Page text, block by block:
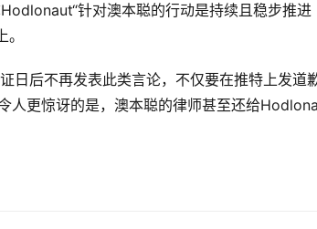
针对澳本聪的行动是持续且稳步推进
日后不再发表此类言论，不仅要在推特上发道
人更惊讶的是，澳本聪的律师甚至还给